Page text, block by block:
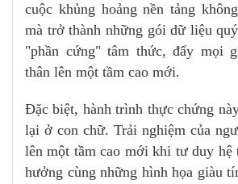
cuộc khủng hoảng nền tảng
mà trở thành những gói dữ liệu
"phần cứng" tâm thức, đẩy mọi
thân lên một tầm cao mới.
Đặc biệt, hành trình thực chứng
lại ở con chữ. Trải nghiệm của
lên một tầm cao mới khi tư duy hệ
hưởng cùng những hình họa giàu